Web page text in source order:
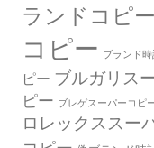
ランドコピ
コピー ブランド
ピー ブルガリス
ピー ブレゲスーパーコピ
ロレックススー